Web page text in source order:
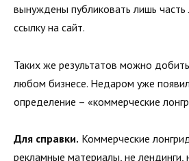
вынуждены публиковать лишь часть
ссылку на сайт.
Таких же результатов можно
любом бизнесе. Недаром уже
определение – «коммерческие
Для справки. Коммерческие
рекламные материалы, не